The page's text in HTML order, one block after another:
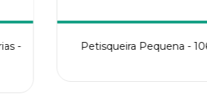
-
Petisqueira Pequena -